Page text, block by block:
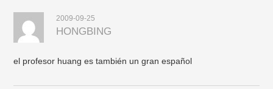
2009-09-25
HONGBING
el profesor huang es también un gran español